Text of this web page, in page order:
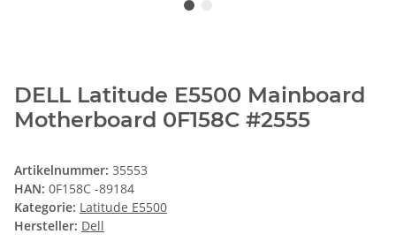
DELL Latitude E5500 Mainboard
Motherboard 0F158C #2555
Artikelnummer: 35553
HAN: 0F158C -89184
Kategorie: Latitude E5500
Hersteller: Dell